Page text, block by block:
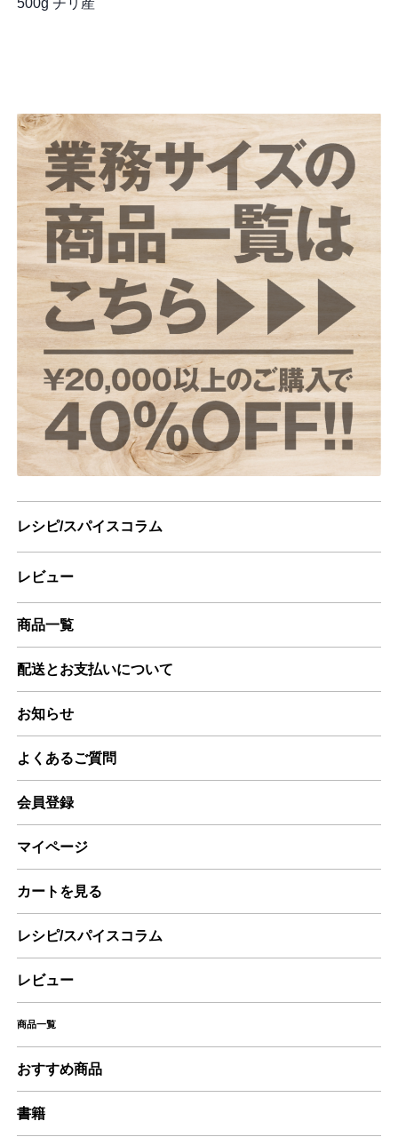
500g チリ産
レシピ/スパイスコラム
レビュー
商品一覧
配送とお支払いについて
お知らせ
よくあるご質問
会員登録
マイページ
カートを見る
レシピ/スパイスコラム
レビュー
商品一覧
おすすめ商品
書籍